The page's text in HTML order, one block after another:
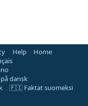
Help
Home
dansk
🇫🇮 Faktat suomeksi